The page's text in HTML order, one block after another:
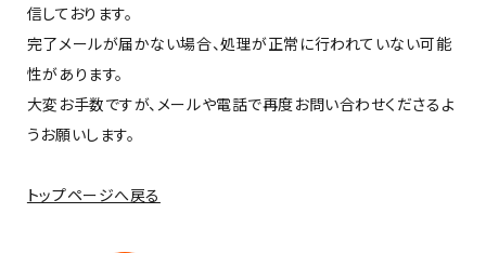
信しております。
完了メールが届かない場合、処理が正常に行われていない可能
性があります。
大変お手数ですが、メールや電話で再度お問い合わせくださるよ
うお願いします。
トップページへ戻る